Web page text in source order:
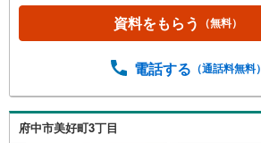
資料をもらう （無料）
電話する （通話料無料）
府中市美好町3丁目